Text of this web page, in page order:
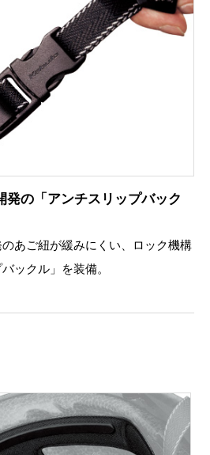
発の「アンチスリップバック
あご紐が緩みにくい、ロック機構
ックル」を装備。